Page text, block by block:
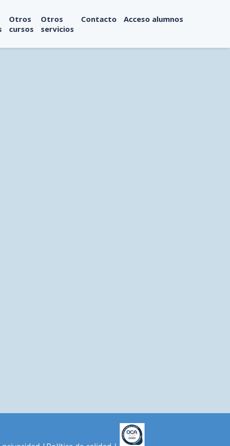
Otros
cursos
Otros
servicios
Contacto Acceso alumnos